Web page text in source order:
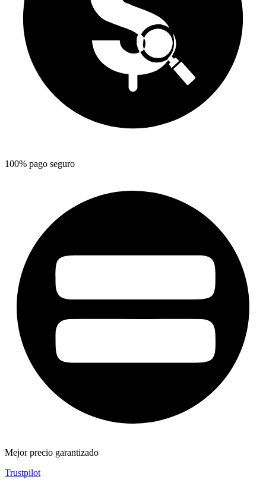
100% pago seguro
Mejor precio garantizado
Trustpilot